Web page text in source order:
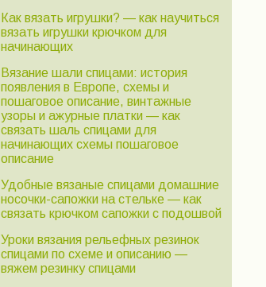
Как вязать игрушки? — как научиться
вязать игрушки крючком для
начинающих
Вязание шали спицами: история
появления в Европе, схемы и
пошаговое описание, винтажные
узоры и ажурные платки — как
связать шаль спицами для
начинающих схемы пошаговое
описание
Удобные вязаные спицами домашние
носочки-сапожки на стельке — как
связать крючком сапожки с подошвой
Уроки вязания рельефных резинок
спицами по схеме и описанию —
вяжем резинку спицами